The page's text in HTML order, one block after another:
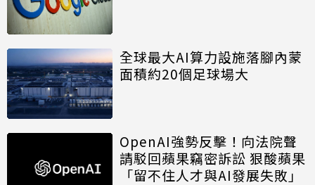
全球最大AI算力設施落腳內蒙
面積約20個足球場大
OpenAI強勢反擊！向法院聲
請駁回蘋果竊密訴訟 狠酸蘋果
「留不住人才與AI發展失敗」